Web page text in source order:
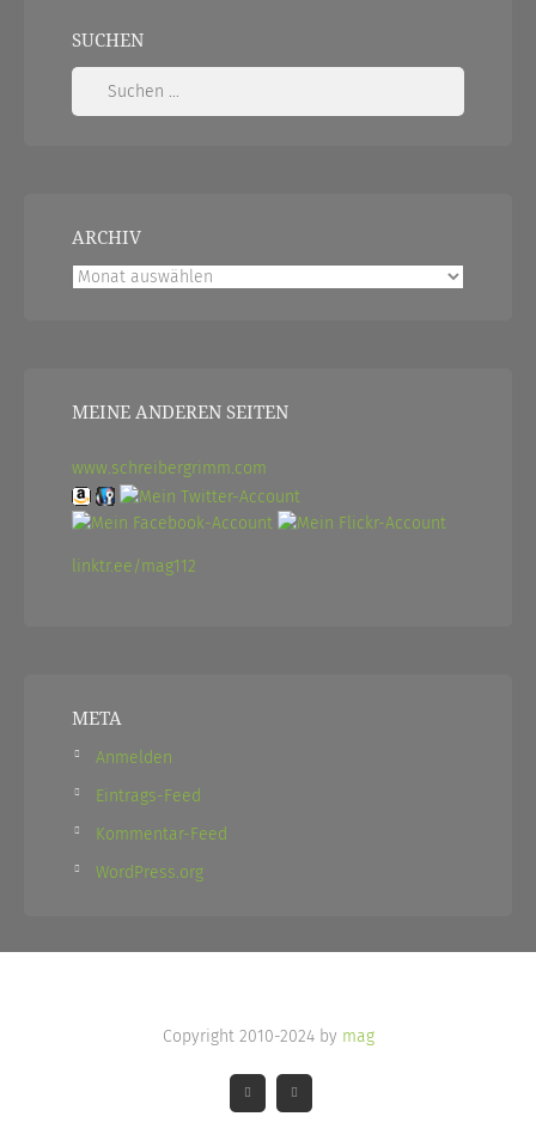
SUCHEN
Suchen
ARCHIV
Archiv
MEINE ANDEREN SEITEN
www.schreibergrimm.com
linktr.ee/mag112
META
Anmelden
Eintrags-Feed
Kommentar-Feed
WordPress.org
Copyright 2010-2024 by mag